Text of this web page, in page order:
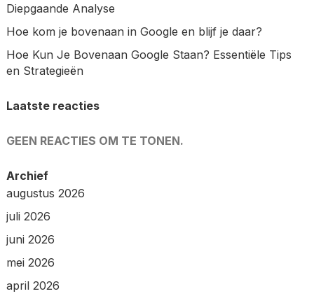
Diepgaande Analyse
Hoe kom je bovenaan in Google en blijf je daar?
Hoe Kun Je Bovenaan Google Staan? Essentiële Tips
en Strategieën
Laatste reacties
GEEN REACTIES OM TE TONEN.
Archief
augustus 2026
juli 2026
juni 2026
mei 2026
april 2026